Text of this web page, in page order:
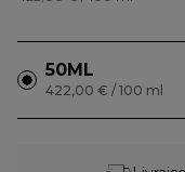
50ML
422,00 € / 100 ml